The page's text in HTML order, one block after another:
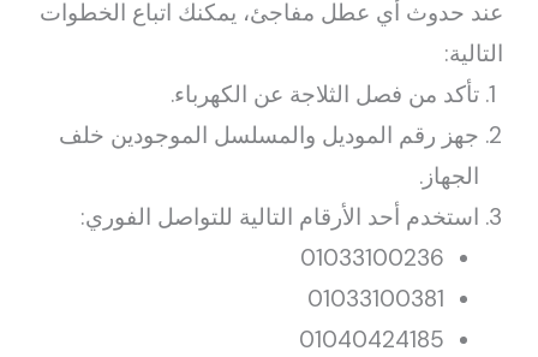
عند حدوث أي عطل مفاجئ، يمكنك اتباع الخطوات
التالية:
تأكد من فصل الثلاجة عن الكهرباء.
جهز رقم الموديل والمسلسل الموجودين خلف
الجهاز.
استخدم أحد الأرقام التالية للتواصل الفوري:
01033100236
01033100381
01040424185